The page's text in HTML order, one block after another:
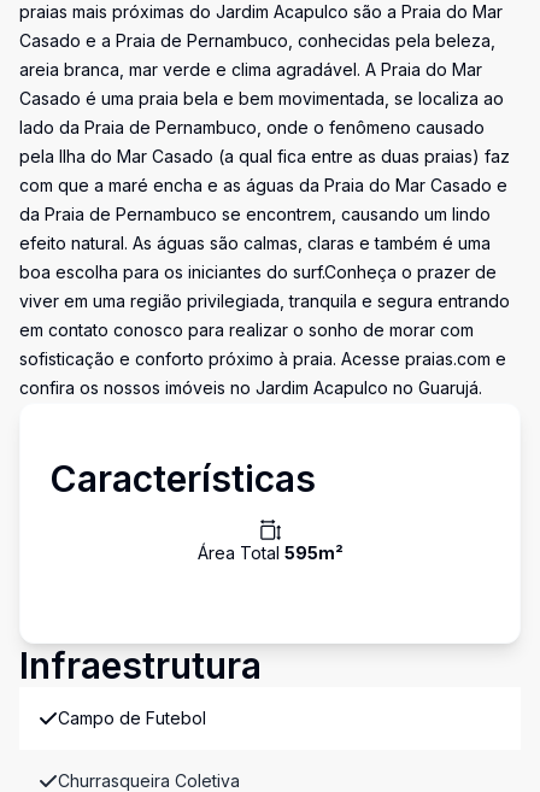
praias mais próximas do Jardim Acapulco são a Praia do Mar
Casado e a Praia de Pernambuco, conhecidas pela beleza,
areia branca, mar verde e clima agradável. A Praia do Mar
Casado é uma praia bela e bem movimentada, se localiza ao
lado da Praia de Pernambuco, onde o fenômeno causado
pela Ilha do Mar Casado (a qual fica entre as duas praias) faz
com que a maré encha e as águas da Praia do Mar Casado e
da Praia de Pernambuco se encontrem, causando um lindo
efeito natural. As águas são calmas, claras e também é uma
boa escolha para os iniciantes do surf.Conheça o prazer de
viver em uma região privilegiada, tranquila e segura entrando
em contato conosco para realizar o sonho de morar com
sofisticação e conforto próximo à praia. Acesse praias.com e
confira os nossos imóveis no Jardim Acapulco no Guarujá.
Características
Área Total 595m²
Infraestrutura
Campo de Futebol
Churrasqueira Coletiva